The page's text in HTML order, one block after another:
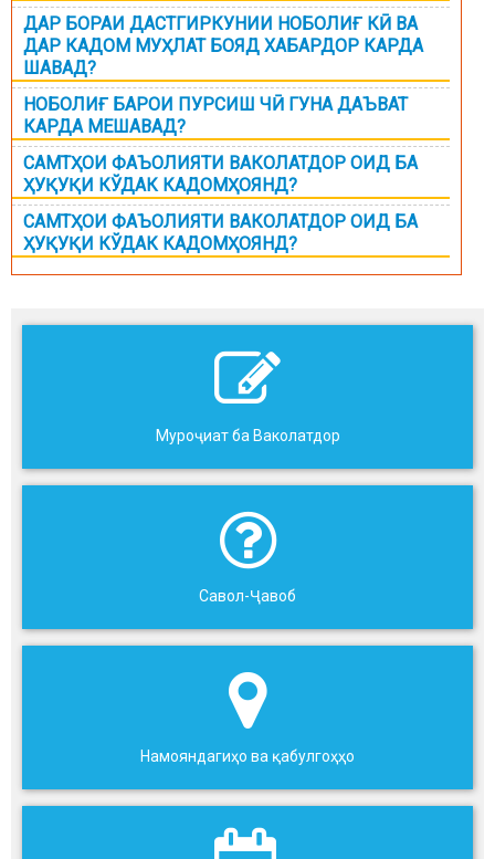
ДАР БОРАИ ДАСТГИРКУНИИ НОБОЛИҒ КӢ ВА
ДАР КАДОМ МУҲЛАТ БОЯД ХАБАРДОР КАРДА
ШАВАД?
НОБОЛИҒ БАРОИ ПУРСИШ ЧӢ ГУНА ДАЪВАТ
КАРДА МЕШАВАД?
САМТҲОИ ФАЪОЛИЯТИ ВАКОЛАТДОР ОИД БА
ҲУҚУҚИ КЎДАК КАДОМҲОЯНД?
САМТҲОИ ФАЪОЛИЯТИ ВАКОЛАТДОР ОИД БА
ҲУҚУҚИ КЎДАК КАДОМҲОЯНД?
Муроҷиат ба Ваколатдор
Савол-Ҷавоб
Намояндагиҳо ва қабулгоҳҳо